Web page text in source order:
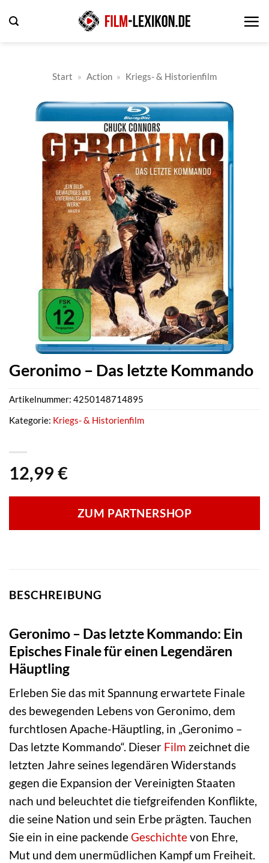
Inhalt
Start » Action » Kriegs- & Historienfilm
Geronimo – Das letzte Kommando
12,99 €
ZUM PARTNERSHOP
Artikelnummer: 4250148714895
Kategorie: Kriegs- & Historienfilm
BESCHREIBUNG
Geronimo – Das letzte Kommando: Ein
Episches Finale für einen Legendären
Häuptling
Erleben Sie das mit Spannung erwartete Finale
des bewegenden Lebens von Geronimo, dem
furchtlosen Apache-Häuptling, in „Geronimo –
Das letzte Kommando“. Dieser Film zeichnet die
letzten Jahre seines legendären Widerstands
gegen die Expansion der Vereinigten Staaten
nach und beleuchtet die tiefgreifenden Konflikte,
die seine Nation und sein Erbe prägten. Tauchen
Sie ein in eine packendeGeschichtevon Ehre,
Mut und dem unermüdlichen Kampf um Freiheit.